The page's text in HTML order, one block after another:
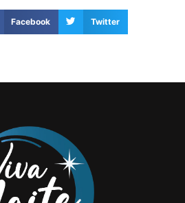
Facebook Twitter